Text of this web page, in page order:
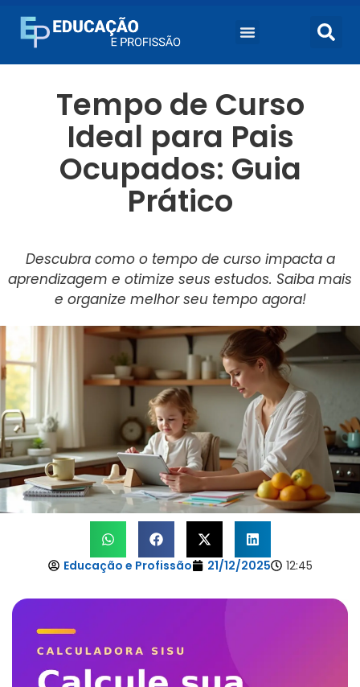
Tempo de Curso
Ideal para Pais
Ocupados: Guia
Prático
Descubra como o tempo de curso impacta a
aprendizagem e otimize seus estudos. Saiba mais
e organize melhor seu tempo agora!
Educação e Profissão 21/12/2025 12:45